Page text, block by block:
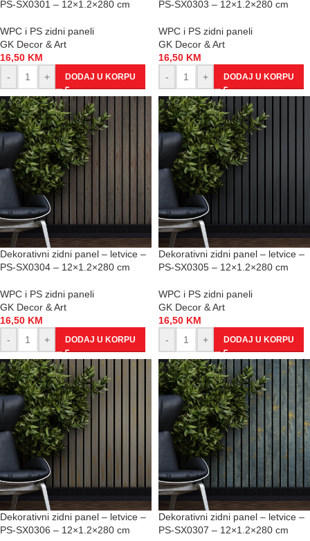
PS-SX0301 – 12×1.2×280 cm
WPC i PS zidni paneli
GK Decor & Art
16,50 KM
-
+ DODAJ U KORPU
PS-SX0303 – 12×1.2×280 cm
WPC i PS zidni paneli
GK Decor & Art
16,50 KM
-
+ DODAJ U KORPU
Dekorativni zidni panel – letvice –
PS-SX0304 – 12×1.2×280 cm
WPC i PS zidni paneli
GK Decor & Art
16,50 KM
-
+ DODAJ U KORPU
Dekorativni zidni panel – letvice –
PS-SX0305 – 12×1.2×280 cm
WPC i PS zidni paneli
GK Decor & Art
16,50 KM
-
+ DODAJ U KORPU
Dekorativni zidni panel – letvice –
PS-SX0306 – 12×1.2×280 cm
Dekorativni zidni panel – letvice –
PS-SX0307 – 12×1.2×280 cm